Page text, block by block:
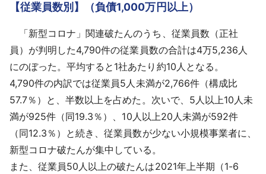
【従業員数別】（負債1,000万円以上）
「新型コロナ」関連破たんのうち、従業員数（正社
員）が判明した4,790件の従業員数の合計は4万5,236人
にのぼった。平均すると1社あたり約10人となる。
4,790件の内訳では従業員5人未満が2,766件（構成比
57.7％）と、半数以上を占めた。次いで、5人以上10人未
満が925件（同19.3％）、10人以上20人未満が592件
（同12.3％）と続き、従業員数が少ない小規模事業者に、
新型コロナ破たんが集中している。
また、従業員50人以上の破たんは2021年上半期（1-6